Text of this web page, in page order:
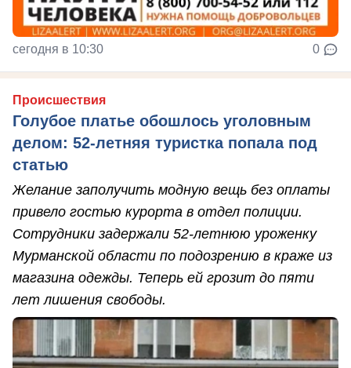
сегодня в 10:30 0
Происшествия
Голубое платье обошлось уголовным
делом: 52-летняя туристка попала под
статью
Желание заполучить модную вещь без оплаты
привело гостью курорта в отдел полиции.
Сотрудники задержали 52-летнюю уроженку
Мурманской области по подозрению в краже из
магазина одежды. Теперь ей грозит до пяти
лет лишения свободы.